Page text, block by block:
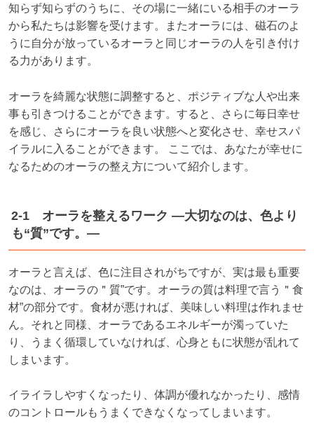
知らず知らずのうちに、その場に一緒にいる相手のオーラ
から私たちは影響を受けます。またオーラには、磁石のよ
うに自分が放っているオーラと同じオーラの人を引き付け
る力があります。
オーラを綺麗な状態に調整すると、ポジティブな人や出来
事も引きつけることができます。すると、さらに毎日幸せ
を感じ、さらにオーラを良い状態へと変化させ、幸せスパ
イラルに入ることができます。 ここでは、あなたが幸せに
なるためのオーラの整え方について紹介します。
2-1 オーラを整えるワーク ―大切なのは、色より
も“質”です。―
オーラと言えば、色に注目されがちですが、実は最も重要
なのは、オーラの＂質”です。オーラの質は料理で言う＂食
材”の部分です。食材が悪ければ、美味しい料理は作れませ
ん。それと同様、オーラであるエネルギーが濁っていた
り、うまく循環していなければ、心身ともに状態が乱れて
しまいます。
イライラしやすくなったり、体調が優れなかったり、感情
のコントロールもうまくできなくなってしまいます。